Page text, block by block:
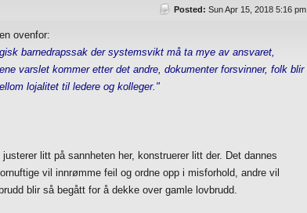
Posted: Sun Apr 15, 2018 5:16 pm
ovenfor:
barnedrapssak der systemsvikt må ta mye av ansvaret,
varslet kommer etter det andre, dokumenter forsvinner, folk blir
lojalitet til ledere og kolleger."
litt på sannheten her, konstruerer litt der. Det dannes
vil innrømme feil og ordne opp i misforhold, andre vil
blir så begått for å dekke over gamle lovbrudd.